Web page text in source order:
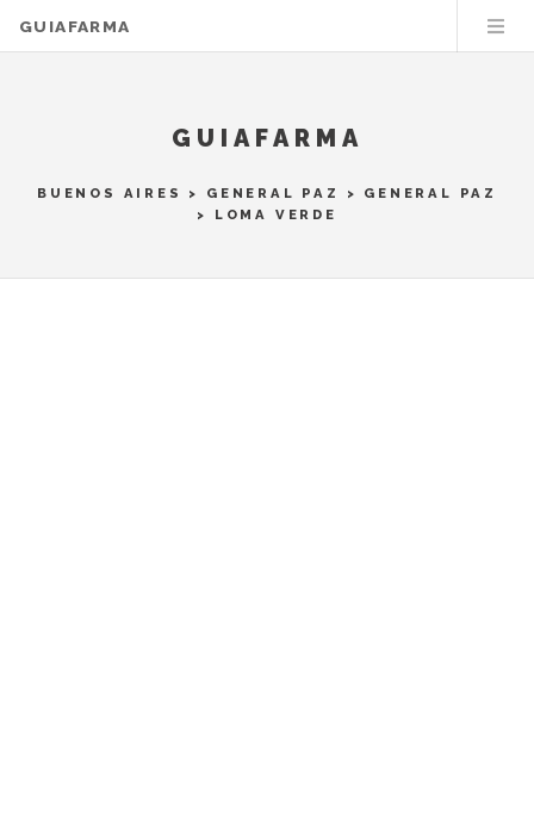
GUIAFARMA
GUIAFARMA
BUENOS AIRES > GENERAL PAZ > GENERAL PAZ
> LOMA VERDE